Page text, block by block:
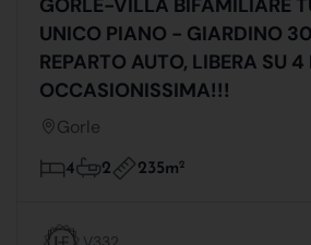
GORLE-VILLA BIFAMILIARE
UNICO PIANO - GIARDINO
REPARTO AUTO, LIBERA SU
OCCASIONISSIMA!!!
Gorle
4 2 235m2